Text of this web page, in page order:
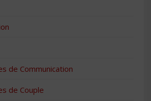
de Communication
de Couple